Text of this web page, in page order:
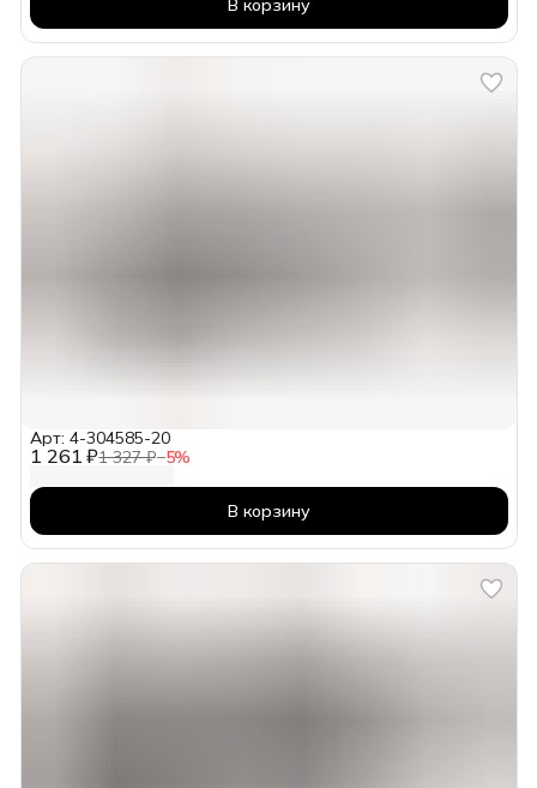
1 261 ₽1 327 ₽−5%
Арт: 4-304585-20
В корзину